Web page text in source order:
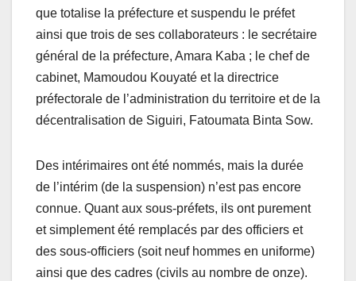
que totalise la préfecture et suspendu le préfet
ainsi que trois de ses collaborateurs : le secrétaire
général de la préfecture, Amara Kaba ; le chef de
cabinet, Mamoudou Kouyaté et la directrice
préfectorale de l’administration du territoire et de la
décentralisation de Siguiri, Fatoumata Binta Sow.
Des intérimaires ont été nommés, mais la durée
de l’intérim (de la suspension) n’est pas encore
connue. Quant aux sous-préfets, ils ont purement
et simplement été remplacés par des officiers et
des sous-officiers (soit neuf hommes en uniforme)
ainsi que des cadres (civils au nombre de onze).